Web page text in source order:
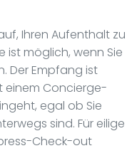
Ihren Aufenthalt zu
ist möglich, wenn Sie
Der Empfang ist
einem Concierge-
egal ob Sie
sind. Für eilige
Check-out